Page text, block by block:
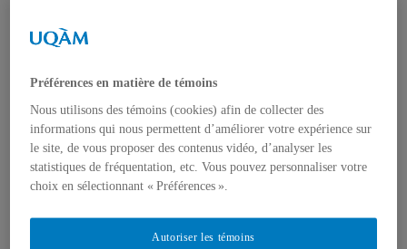
environnementale
Département d’analytique, opérations et technologies
de l’information
Département d'études urbaines et touristiques
Département d'organisation et ressources humaines
École supérieure de mode
Politique et droit
Département de science politique
Institut d'études internationales de Montréal
Préférences en matière de témoins
Nous utilisons des témoins (cookies) afin de collecter des
informations qui nous permettent d’améliorer votre expérience sur
le site, de vous proposer des contenus vidéo, d’analyser les
statistiques de fréquentation, etc. Vous pouvez personnaliser votre
choix en sélectionnant « Préférences ».
Autoriser les témoins